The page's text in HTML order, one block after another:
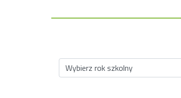
Regulamin rekrutacji do LO
Przykładowe arkusze egzaminu
Stypendia naukowe
Plan nauczania liceum 4-letniego